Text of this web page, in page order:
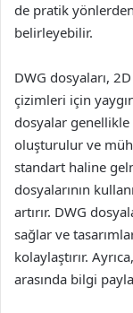
de pratik
belirleyebilir.
DWG dosyaları,
çizimleri için
dosyalar genellikle
oluşturulur ve
standart haline
dosyalarının
artırır. DWG
sağlar ve
kolaylaştırır.
arasında bilgi